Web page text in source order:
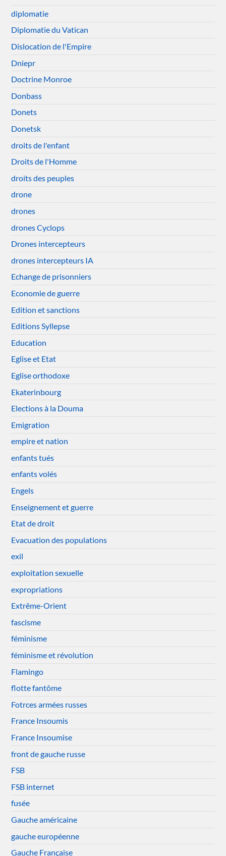
diplomatie
Diplomatie du Vatican
Dislocation de l'Empire
Dniepr
Doctrine Monroe
Donbass
Donets
Donetsk
droits de l'enfant
Droits de l'Homme
droits des peuples
drone
drones
drones Cyclops
Drones intercepteurs
drones intercepteurs IA
Echange de prisonniers
Economie de guerre
Edition et sanctions
Editions Syllepse
Education
Eglise et Etat
Eglise orthodoxe
Ekaterinbourg
Elections à la Douma
Emigration
empire et nation
enfants tués
enfants volés
Engels
Enseignement et guerre
Etat de droit
Evacuation des populations
exil
exploitation sexuelle
expropriations
Extrême-Orient
fascisme
féminisme
féminisme et révolution
Flamingo
flotte fantôme
Fotrces armées russes
France Insoumis
France Insoumise
front de gauche russe
FSB
FSB internet
fusée
Gauche américaine
gauche européenne
Gauche Française